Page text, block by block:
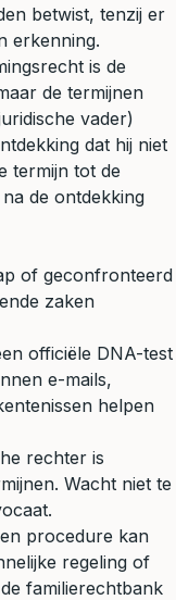
betwist, tenzij er
erkenning.
is de
de termijnen
vader)
dat hij niet
termijn tot de
de ontdekking
of geconfronteerd
zaken
officiële DNA-test
e-mails,
helpen
rechter is
Wacht niet te
procedure kan
regeling of
familierechtbank